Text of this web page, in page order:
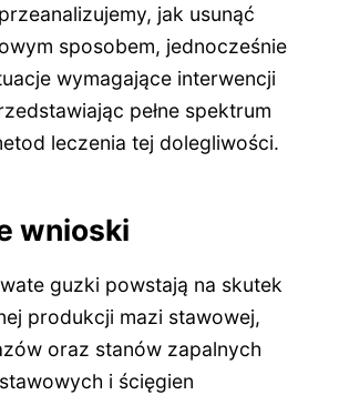
jak usunąć
sposobem, jednocześnie
wymagające interwencji
pełne spektrum
leczenia tej dolegliwości.
wnioski
guzki powstają na skutek
produkcji mazi stawowej,
oraz stanów zapalnych
i ścięgien